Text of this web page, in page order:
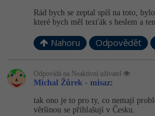
Rád bych se zeptal spíš na toto,
které bych měl texťák s heslem a
Nahoru Odpovědět
Odpovídá na Neaktivní uživatel
Michal Žůrek - misaz:
tak ono je to pro ty, co nemají
většinou se přihlašují v Česku.